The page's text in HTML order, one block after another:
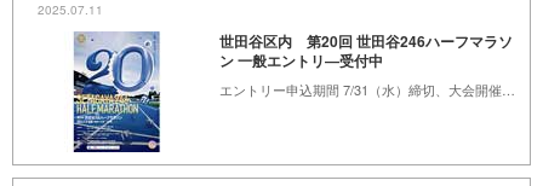
2025.07.11
世田谷区内 第20回 世田谷246ハーフマラソ
ン 一般エントリ―受付中